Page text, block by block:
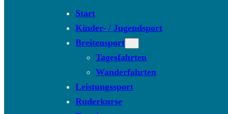
Start
Kinder- / Jugendsport
Breitensport
Tagesfahrten
Wanderfahrten
Leistungssport
Ruderkurse